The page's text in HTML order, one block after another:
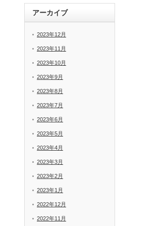
アーカイブ
2023年12月
2023年11月
2023年10月
2023年9月
2023年8月
2023年7月
2023年6月
2023年5月
2023年4月
2023年3月
2023年2月
2023年1月
2022年12月
2022年11月